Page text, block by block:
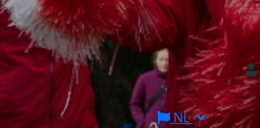
NL